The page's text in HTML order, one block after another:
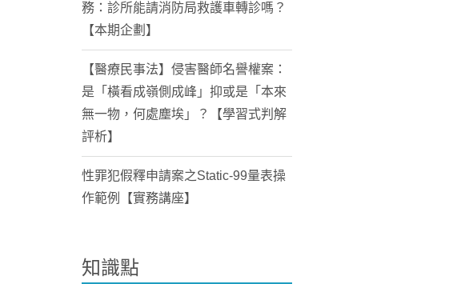
務：診所能請消防局救護車轉診嗎？
【本期企劃】
【醫療民事法】侵害醫師名譽權案：
是「橫看成嶺側成峰」抑或是「本來
無一物，何處塵埃」？【學習式判解
評析】
性罪犯假釋申請案之Static-99量表操
作範例【實務講座】
知識點